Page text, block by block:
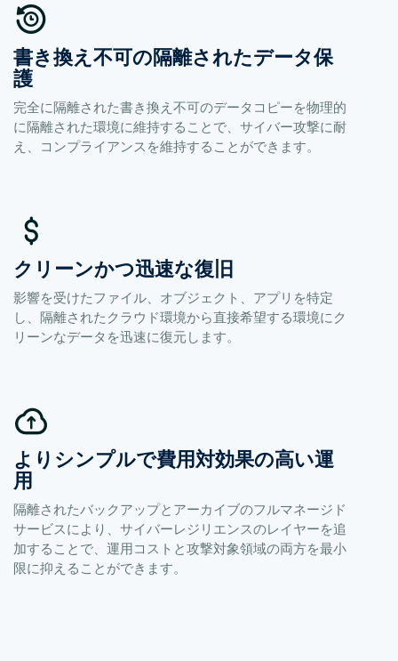
書き換え不可の隔離されたデータ保
護
完全に隔離された書き換え不可のデータコピーを物理的
に隔離された環境に維持することで、サイバー攻撃に耐
え、コンプライアンスを維持することができます。
クリーンかつ迅速な復旧
影響を受けたファイル、オブジェクト、アプリを特定
し、隔離されたクラウド環境から直接希望する環境にク
リーンなデータを迅速に復元します。
よりシンプルで費用対効果の高い運
用
隔離されたバックアップとアーカイブのフルマネージド
サービスにより、サイバーレジリエンスのレイヤーを追
加することで、運用コストと攻撃対象領域の両方を最小
限に抑えることができます。